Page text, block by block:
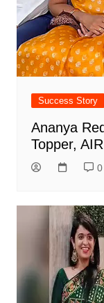
Success Story
Ananya
Topper,
0